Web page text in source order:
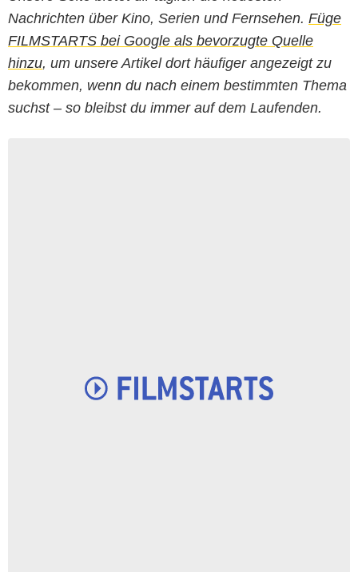
Nachrichten über Kino, Serien und Fernsehen. Füge
FILMSTARTS bei Google als bevorzugte Quelle
hinzu, um unsere Artikel dort häufiger angezeigt zu
bekommen, wenn du nach einem bestimmten Thema
suchst – so bleibst du immer auf dem Laufenden.